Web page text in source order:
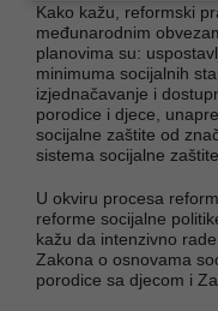
Kako kažu, reformski
međunarodnim
planovima su:
minimuma socijalnih
izjednačavanje i
porodice i djece,
socijalne zaštite od
sistema socijalne
U okviru procesa
reforme socijalne
kažu da intenzivno
Zakona o osnovama
porodice sa djecom i